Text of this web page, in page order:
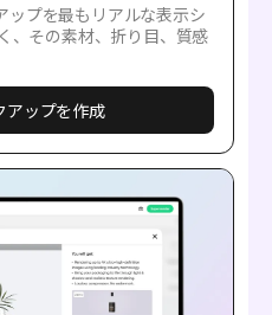
ップを最もリアルな表示シ
、その素材、折り目、質感
アップを作成